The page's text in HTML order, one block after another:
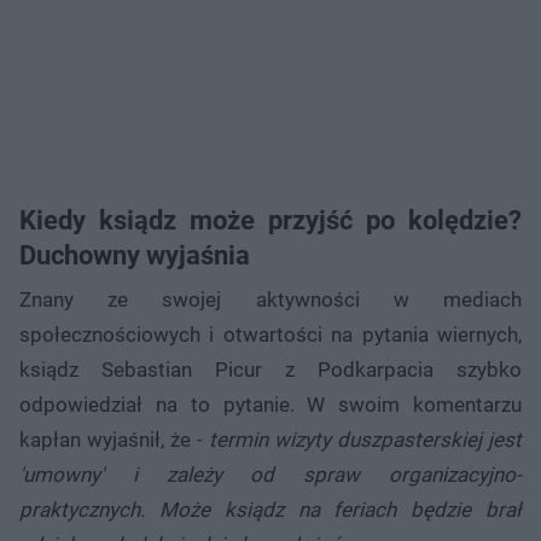
Kiedy ksiądz może przyjść po kolędzie?
Duchowny wyjaśnia
Znany ze swojej aktywności w mediach
społecznościowych i otwartości na pytania wiernych,
ksiądz Sebastian Picur z Podkarpacia szybko
odpowiedział na to pytanie. W swoim komentarzu
kapłan wyjaśnił, że - termin wizyty duszpasterskiej jest
'umowny' i zależy od spraw organizacyjno-
praktycznych. Może ksiądz na feriach będzie brał